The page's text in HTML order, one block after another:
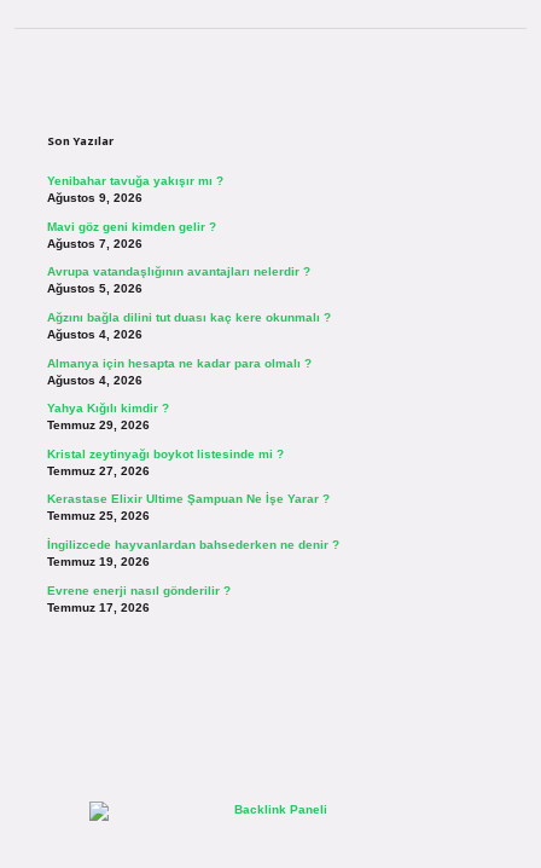
Son Yazılar
Yenibahar tavuğa yakışır mı ?
Ağustos 9, 2026
Mavi göz geni kimden gelir ?
Ağustos 7, 2026
Avrupa vatandaşlığının avantajları nelerdir ?
Ağustos 5, 2026
Ağzını bağla dilini tut duası kaç kere okunmalı ?
Ağustos 4, 2026
Almanya için hesapta ne kadar para olmalı ?
Ağustos 4, 2026
Yahya Kığılı kimdir ?
Temmuz 29, 2026
Kristal zeytinyağı boykot listesinde mi ?
Temmuz 27, 2026
Kerastase Elixir Ultime Şampuan Ne İşe Yarar ?
Temmuz 25, 2026
İngilizcede hayvanlardan bahsederken ne denir ?
Temmuz 19, 2026
Evrene enerji nasıl gönderilir ?
Temmuz 17, 2026